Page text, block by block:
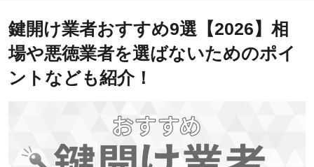
鍵開け業者おすすめ9選【2026】相
場や悪徳業者を選ばないためのポイ
ントなども紹介！